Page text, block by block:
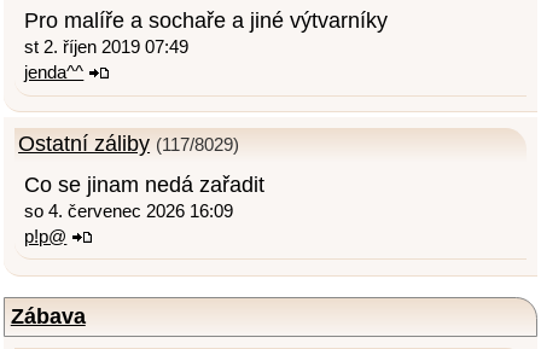
Pro malíře a sochaře a jiné výtvarníky
st 2. říjen 2019 07:49
jenda^^
Ostatní záliby (117/8029)
Co se jinam nedá zařadit
so 4. červenec 2026 16:09
p!p@
Zábava